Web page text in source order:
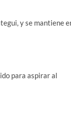
y se mantiene
para aspirar al